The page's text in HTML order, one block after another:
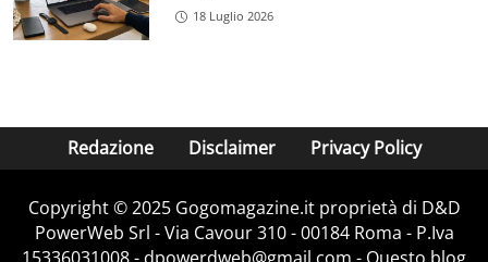
18 Luglio 2026
Redazione Disclaimer Privacy Policy
Copyright © 2025 Gogomagazine.it proprietà di D&D
PowerWeb Srl - Via Cavour 310 - 00184 Roma - P.Iva